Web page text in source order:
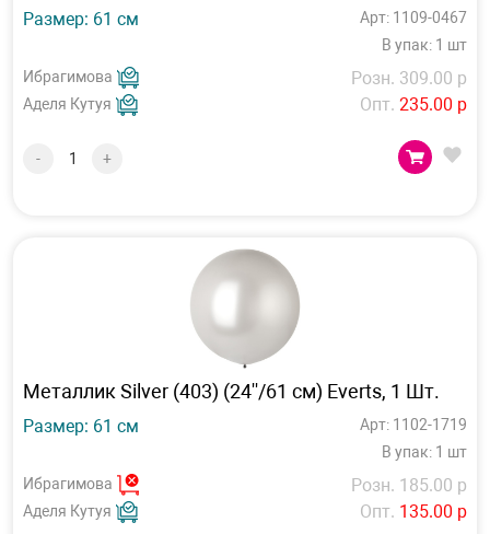
Размер: 61 см
Арт: 1109-0467
В упак: 1 шт
Ибрагимова
Аделя Кутуя
Розн. 309.00 р
Опт. 235.00 р
- +
Металлик Silver (403) (24''/61 см) Everts, 1 Шт.
Размер: 61 см
Арт: 1102-1719
В упак: 1 шт
Ибрагимова
Аделя Кутуя
Розн. 185.00 р
Опт. 135.00 р